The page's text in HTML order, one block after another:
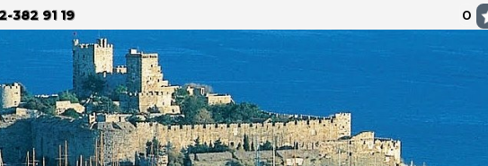
382 91 19 0